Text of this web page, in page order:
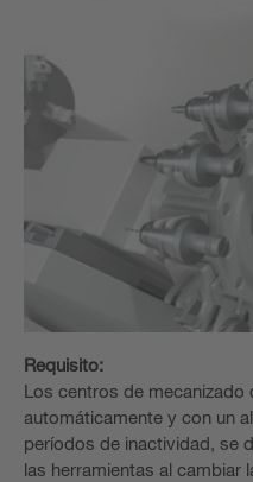
Requisito:
Los centros de mecanizado
automáticamente y con un
períodos de inactividad, se
las herramientas al cambiar